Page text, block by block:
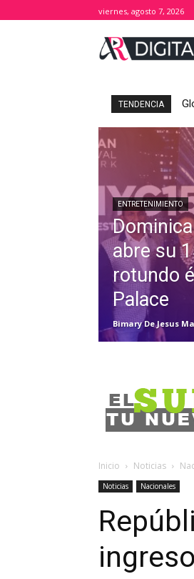
viernes, agosto 7, 2026
TENDENCIA
ENTRETENIMIENTO
abre su
rotundo
Palace
Bimary De Jesus
Inicio Noticias
Noticias Nacionales